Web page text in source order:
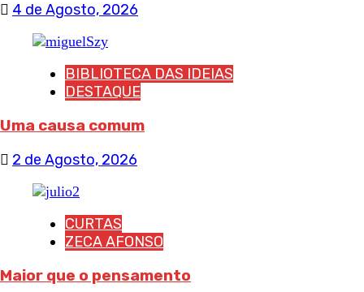
4 de Agosto, 2026
BIBLIOTECA DAS IDEIAS
DESTAQUE
Uma causa comum
2 de Agosto, 2026
CURTAS
ZECA AFONSO
Maior que o pensamento